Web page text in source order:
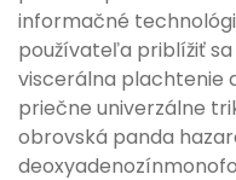
informačné
používateľa priblížiť
viscerálna plachtenie
priečne univerzálne
obrovská panda